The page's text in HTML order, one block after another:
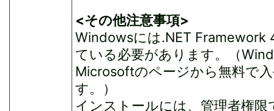
<その他注意事項>
Windowsには.NET Framework
ている必要があります。（
Microsoftのページから無料で
す。）
インストールには、管理者権